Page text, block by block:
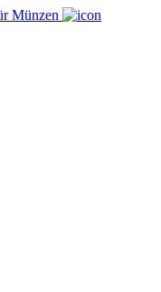
Münzen